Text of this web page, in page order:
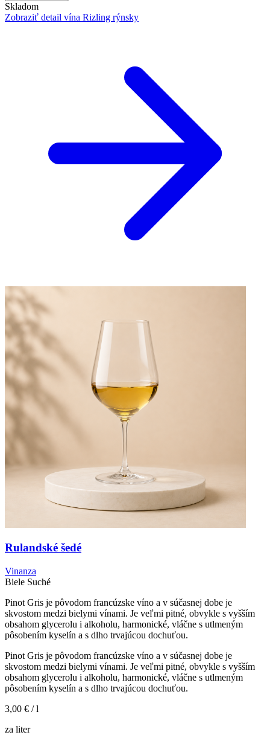
Skladom
Zobraziť detail vína Rizling rýnsky
Rulandské šedé
Vinanza
Biele Suché
Pinot Gris je pôvodom francúzske víno a v súčasnej dobe je
skvostom medzi bielymi vínami. Je veľmi pitné, obvykle s vyšším
obsahom glycerolu i alkoholu, harmonické, vláčne s utlmeným
pôsobením kyselín a s dlho trvajúcou dochuťou.
Pinot Gris je pôvodom francúzske víno a v súčasnej dobe je
skvostom medzi bielymi vínami. Je veľmi pitné, obvykle s vyšším
obsahom glycerolu i alkoholu, harmonické, vláčne s utlmeným
pôsobením kyselín a s dlho trvajúcou dochuťou.
3,00 € / l
za liter